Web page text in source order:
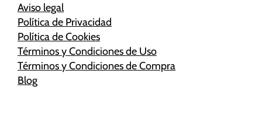
Aviso legal
Política de Privacidad
Política de Cookies
Términos y Condiciones de Uso
Términos y Condiciones de Compra
Blog